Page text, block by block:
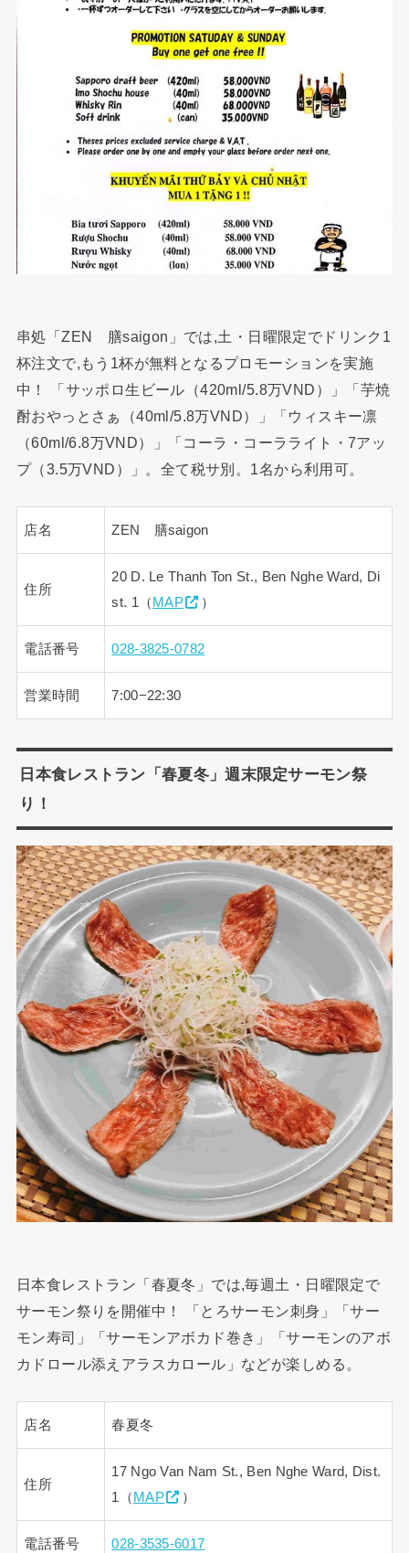
串処「ZEN 膳saigon」では,土・日曜限定でドリンク1
杯注文で,もう1杯が無料となるプロモーションを実施
中！ 「サッポロ生ビール（420ml/5.8万VND）」「芋焼
酎おやっとさぁ（40ml/5.8万VND）」「ウィスキー凛
（60ml/6.8万VND）」「コーラ・コーラライト・7アッ
プ（3.5万VND）」。全て税サ別。1名から利用可。
店名 ZEN 膳saigon
住所
20 D. Le Thanh Ton St., Ben Nghe Ward, Di
st. 1（ MAP ）
電話番号 028-3825-0782
営業時間 7:00−22:30
日本食レストラン「春夏冬」週末限定サーモン祭
り！
日本食レストラン「春夏冬」では,毎週土・日曜限定で
サーモン祭りを開催中！ 「とろサーモン刺身」「サー
モン寿司」「サーモンアボカド巻き」「サーモンのアボ
カドロール添えアラスカロール」などが楽しめる。
店名 春夏冬
住所
17 Ngo Van Nam St., Ben Nghe Ward, Dist.
1（ MAP ）
電話番号 028-3535-6017